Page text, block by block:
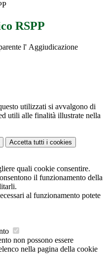
RSPP
l' Aggiudicazione
utilizzati si avvalgono di
utili alle finalità illustrate nella
Accetta tutti i cookies
quali cookie consentire.
il funzionamento della
al funzionamento potete
non possono essere
nella pagina della cookie